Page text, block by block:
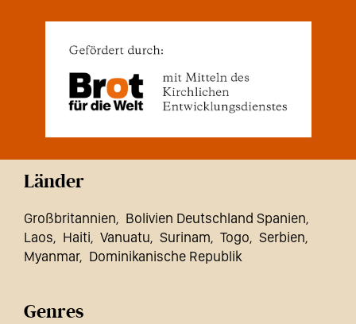
Länder
Großbritannien
Bolivien Deutschland Spanien
Laos
Haiti Vanuatu Surinam Togo
Serbien
Myanmar
Dominikanische Republik
Genres